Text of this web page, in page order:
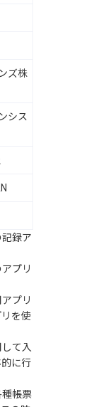
ズ株
シス
録ア
プリ
プリ
を使
て入
に行
帳票